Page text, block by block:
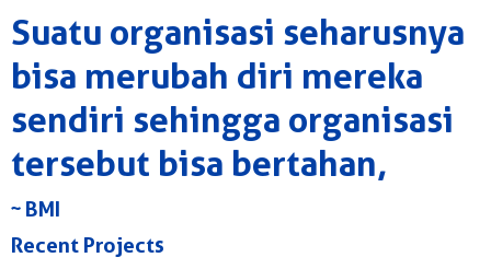
Suatu organisasi seharusnya
bisa merubah diri mereka
sendiri sehingga organisasi
tersebut bisa bertahan,
~ BMI
Recent Projects